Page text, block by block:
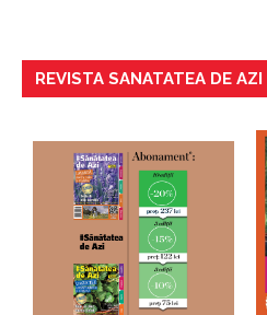
REVISTA SANATATEA DE AZI